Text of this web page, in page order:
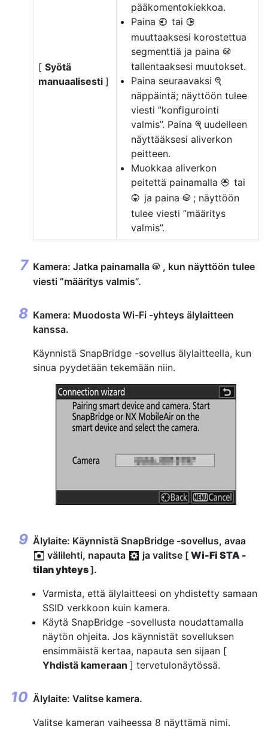
[ Syötä
manuaalisesti ]
pääkomentokiekkoa.
Paina 4 tai 2
muuttaaksesi korostettua
segmenttiä ja paina J
tallentaaksesi muutokset.
Paina seuraavaksi X
näppäintä; näyttöön tulee
viesti ”konfigurointi
valmis”. Paina X uudelleen
näyttääksesi aliverkon
peitteen.
Muokkaa aliverkon
peitettä painamalla 1 tai
3 ja paina J ; näyttöön
tulee viesti ”määritys
valmis”.
Kamera: Jatka painamalla J , kun näyttöön tulee
viesti ”määritys valmis”.
Kamera: Muodosta Wi-Fi -yhteys älylaitteen
kanssa.
Käynnistä SnapBridge -sovellus älylaitteella, kun
sinua pyydetään tekemään niin.
Älylaite: Käynnistä SnapBridge -sovellus, avaa
välilehti, napauta
ja valitse [ Wi-Fi STA -
tilan yhteys].
Varmista, että älylaitteesi on yhdistetty samaan
SSID verkkoon kuin kamera.
Käytä SnapBridge -sovellusta noudattamalla
näytön ohjeita. Jos käynnistät sovelluksen
ensimmäistä kertaa, napauta sen sijaan [
Yhdistä kameraan ] tervetulonäytössä.
Älylaite: Valitse kamera.
Valitse kameran vaiheessa 8 näyttämä nimi.